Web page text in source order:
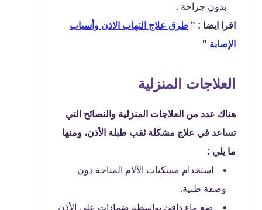
بدون جراحة .
اقرا ايضا : " طرق علاج التهاب الاذن وأسباب
الإصابة "
العلاجات المنزلية
هناك عدد من العلاجات المنزلية والنصائح التي
تساعد في علاج مشكلة ثقب طبلة الأذن، ومنها
ما يلي :
استخدام مسكنات الآلام المتاحة دون
وصفة طبية.
ضع ماء دافئ بواسطة ضمادات على الأذن